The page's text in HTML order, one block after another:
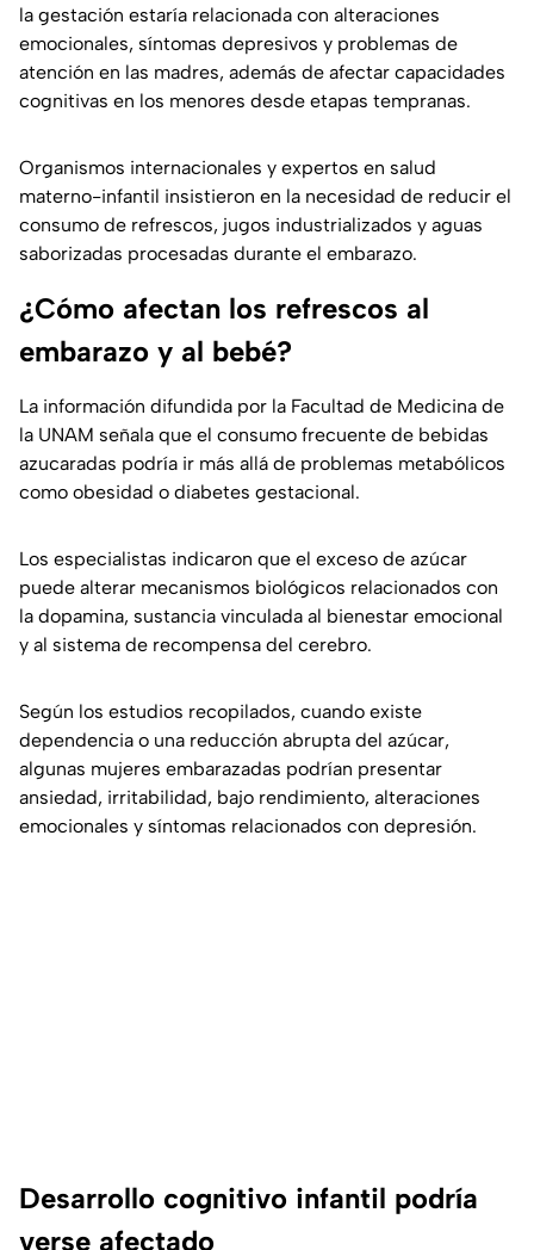
la gestación estaría relacionada con alteraciones
emocionales, síntomas depresivos y problemas de
atención en las madres, además de afectar capacidades
cognitivas en los menores desde etapas tempranas.
Organismos internacionales y expertos en salud
materno-infantil insistieron en la necesidad de reducir el
consumo de refrescos, jugos industrializados y aguas
saborizadas procesadas durante el embarazo.
¿Cómo afectan los refrescos al
embarazo y al bebé?
La información difundida por la Facultad de Medicina de
la UNAM señala que el consumo frecuente de bebidas
azucaradas podría ir más allá de problemas metabólicos
como obesidad o diabetes gestacional.
Los especialistas indicaron que el exceso de azúcar
puede alterar mecanismos biológicos relacionados con
la dopamina, sustancia vinculada al bienestar emocional
y al sistema de recompensa del cerebro.
Según los estudios recopilados, cuando existe
dependencia o una reducción abrupta del azúcar,
algunas mujeres embarazadas podrían presentar
ansiedad, irritabilidad, bajo rendimiento, alteraciones
emocionales y síntomas relacionados con depresión.
Desarrollo cognitivo infantil podría
verse afectado